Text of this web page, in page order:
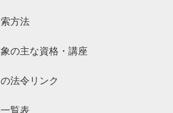
方法
の主な資格・講座
法令リンク
覧表